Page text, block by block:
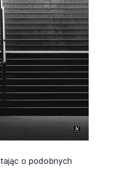
o podobnych